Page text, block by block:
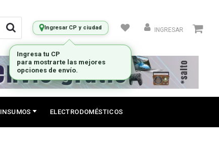
Ingresar CP y ciudad INGRESAR
INSUMOS ELECTRODOMÉSTICOS
Ingresa tu CP
para mostrarte las mejores
opciones de envío.